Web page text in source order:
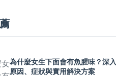
為什麼女生下面會有魚腥味？深
原因、症狀與實用解決方案